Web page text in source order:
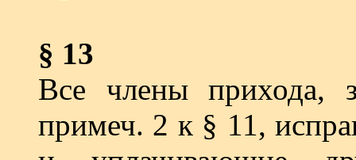
§ 13
Все члены прихода,
примеч. 2 к § 11,